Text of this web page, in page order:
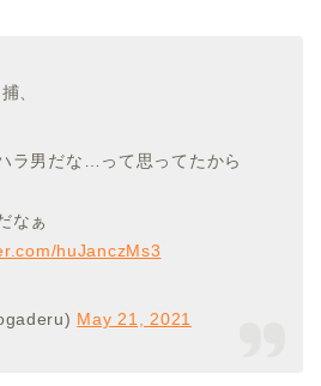
、
ラ男だな…って思ってたから
なぁ
huJanczMs3
May 21, 2021